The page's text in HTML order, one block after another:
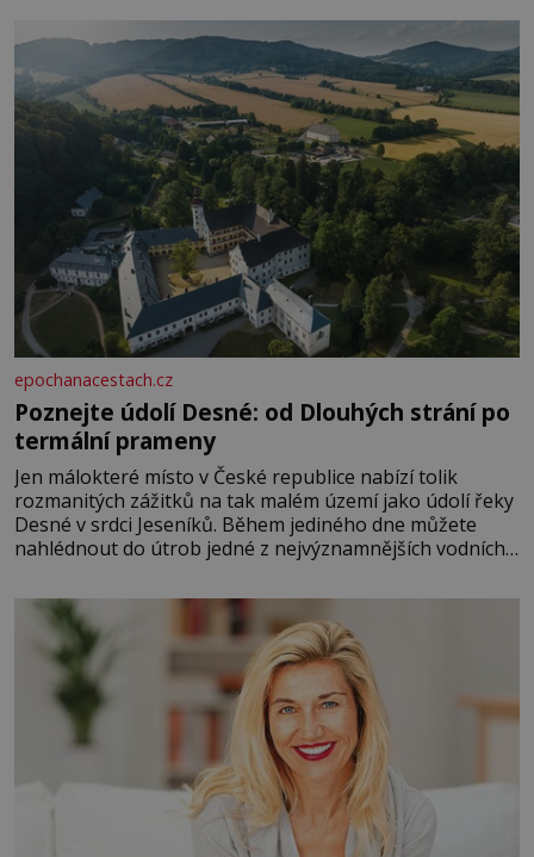
Je to opravdu tak, s věkem jako kdyby se paměť
rozhodla stávkovat. Cvičte
epochanacestach.cz
Poznejte údolí Desné: od Dlouhých strání po
termální prameny
Jen málokteré místo v České republice nabízí tolik
rozmanitých zážitků na tak malém území jako údolí řeky
Desné v srdci Jeseníků. Během jediného dne můžete
nahlédnout do útrob jedné z nejvýznamnějších vodních
se na koloběžce a den zakončit poznáváním památek ve
Velkých Losinách nebo v termálním